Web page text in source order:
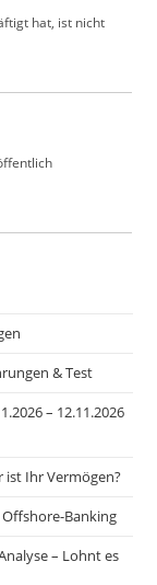
hat, ist nicht
& Test
– 12.11.2026
ist Ihr Vermögen?
Banking
– Lohnt es